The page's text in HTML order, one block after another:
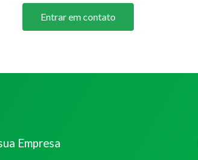
Entrar em contato
Empresa